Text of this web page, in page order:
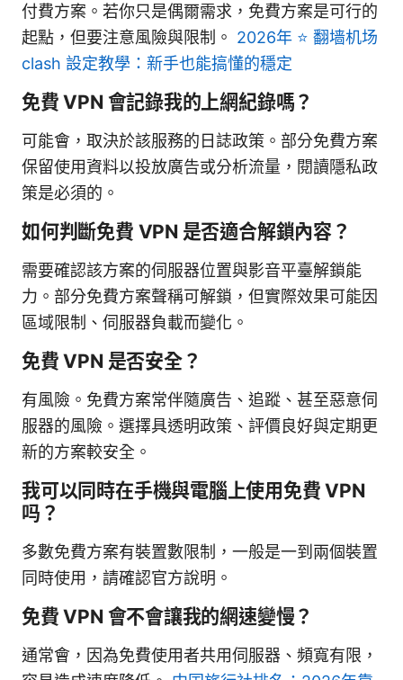
付費方案。若你只是偶爾需求，免費方案是可行的
起點，但要注意風險與限制。 2026年 ⭐ 翻墙机场
clash 設定教學：新手也能搞懂的穩定
免費 VPN 會記錄我的上網紀錄嗎？
可能會，取決於該服務的日誌政策。部分免費方案
保留使用資料以投放廣告或分析流量，閱讀隱私政
策是必須的。
如何判斷免費 VPN 是否適合解鎖內容？
需要確認該方案的伺服器位置與影音平臺解鎖能
力。部分免費方案聲稱可解鎖，但實際效果可能因
區域限制、伺服器負載而變化。
免費 VPN 是否安全？
有風險。免費方案常伴隨廣告、追蹤、甚至惡意伺
服器的風險。選擇具透明政策、評價良好與定期更
新的方案較安全。
我可以同時在手機與電腦上使用免費 VPN
吗？
多數免費方案有裝置數限制，一般是一到兩個裝置
同時使用，請確認官方說明。
免費 VPN 會不會讓我的網速變慢？
通常會，因為免費使用者共用伺服器、頻寬有限，